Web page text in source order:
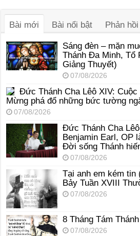
Bài mới
Bài nổi bật Phản hồi
Sáng đèn – mặn
Thánh Đa Minh, Tổ
Giảng Thuyết)
07/08/2026
Đức Thánh Cha Lêô XIV:
Mừng phá đổ những bức tường
07/08/2026
Đức Thánh Cha
Benjamin Earl, OP
Đời sống Thánh
07/08/2026
Tại anh em kém tin
Bảy Tuần XVIII
07/08/2026
8 Tháng Tám
07/08/2026